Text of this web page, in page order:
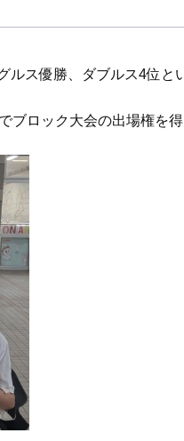
ス優勝、ダブルス4位と
ロック大会の出場権を得